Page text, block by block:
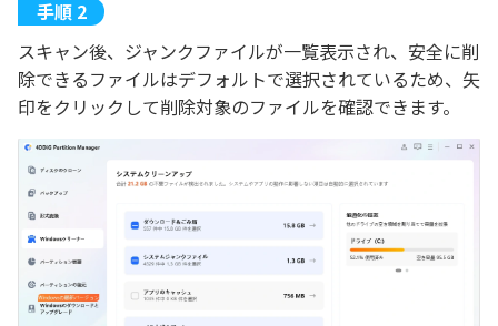
スキャン後、ジャンクファイルが一覧表示され、安全に削
除できるファイルはデフォルトで選択されているため、矢
印をクリックして削除対象のファイルを確認できます。